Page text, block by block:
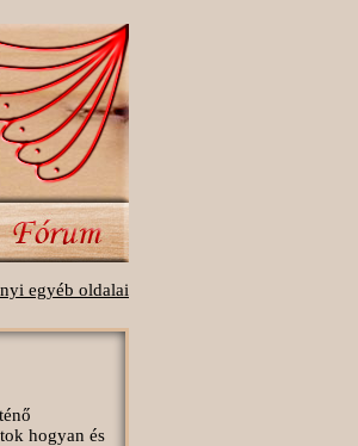
egyéb oldalai
hogyan és